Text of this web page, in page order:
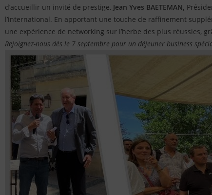
d’accueillir un invité de prestige, Jean Yves BAETEMAN,
l’international. En apportant une touche de raffinement
une expérience de networking sur l’herbe des plus réussies,
Rejoignez-nous dès le 7 septembre pour un déjeuner business